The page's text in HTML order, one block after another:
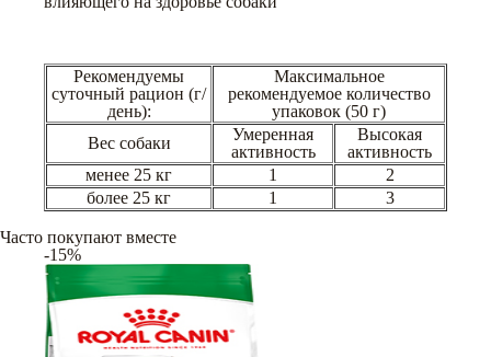
Рекомендуемы
суточный рацион (г/
день):
Максимальное
рекомендуемое количество
упаковок (50 г)
Вес собаки
Умеренная
активность
Высокая
активность
менее 25 кг
1
2
более 25 кг
1 3
Часто покупают вместе
-15%